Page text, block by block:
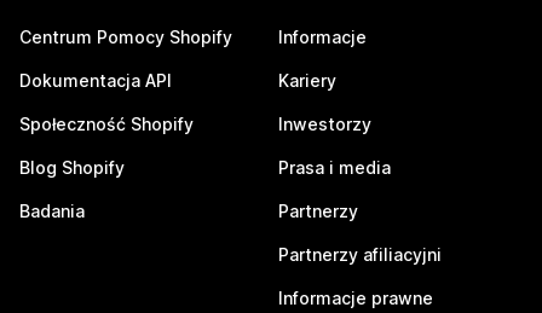
Centrum Pomocy Shopify
Dokumentacja API
Społeczność Shopify
Blog Shopify
Badania
Informacje
Kariery
Inwestorzy
Prasa i media
Partnerzy
Partnerzy afiliacyjni
Informacje prawne